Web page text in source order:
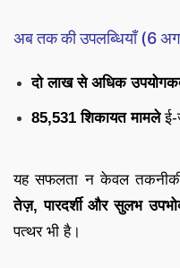
अब तक की उपलब्धियाँ (6
दो लाख से अधिक
85,531 शिकायत मामलेई-
यह सफलता न केवल तकनीकी
तेज़, पारदर्शी और सुलभ
पत्थर भी है।